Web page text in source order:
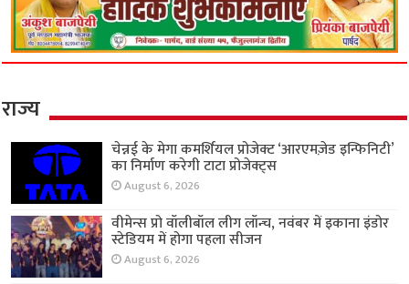
राज्य
चेन्नई के मेगा कमर्शियल प्रोजेक्ट ‘आरएमज़ेड इन्फिनिटी’
का निर्माण करेगी टाटा प्रोजेक्ट्स
August 6, 2026
वीमेन्स प्रो वॉलीबॉल लीग लॉन्च, नवंबर में इकाना इंडोर
स्टेडियम में होगा पहला सीजन
August 6, 2026